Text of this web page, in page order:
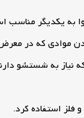
به یکدیگر مناسب
موادی که در معرض
به شستشو
فلز استفاده کرد.